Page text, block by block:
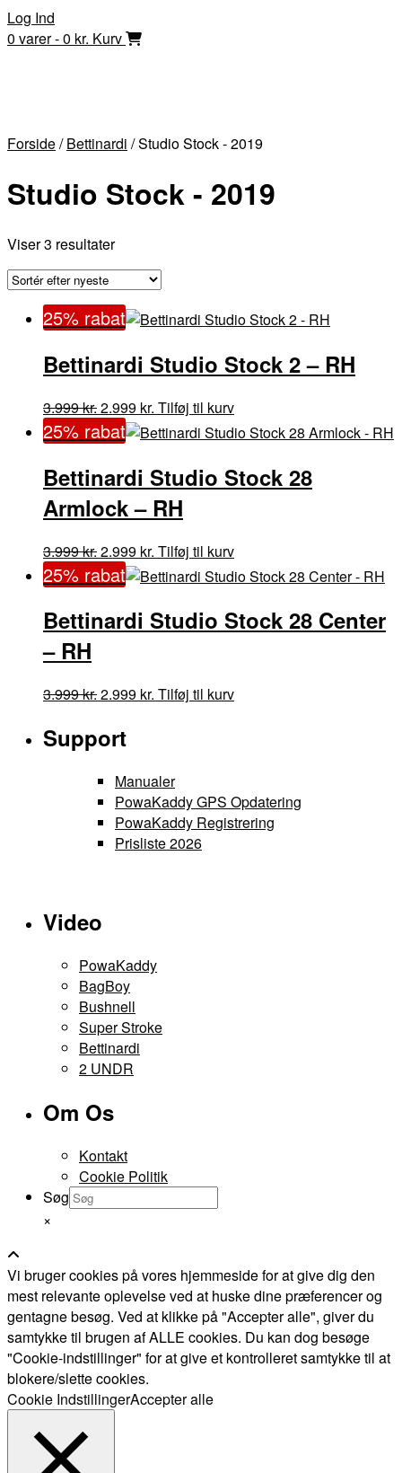
Skip
to
Log Ind
0 varer - 0 kr. Kurv
Forside/Bettinardi / Studio Stock - 2019
Studio Stock - 2019
Viser 3 resultaterSorteret
seneste
25% rabat
Bettinardi Studio Stock 2 – RH
3.999kr.Den
oprindelige
pris
3.999 kr..
2.999 kr. Den
aktuelle
er:
2.999 kr..
Tilføj til kurvDette
vare
flere
varianter.
vælges
på
25% rabat
Bettinardi Studio Stock 28
Armlock – RH
3.999kr.Den
oprindelige
pris
3.999 kr..
2.999 kr. Den
aktuelle
pris
er:
2.999 kr..
Tilføj til kurvDette
vare
har
flere
varianter.
vælges
25% rabat
Bettinardi Studio Stock 28 Center
– RH
3.999kr.Den
pris
3.999 kr..
2.999 kr. Den
2.999 kr..
Tilføj til kurvDette
Mulighederne
kan
vælges
Support
Manualer
PowaKaddy GPS Opdatering
PowaKaddy Registrering
Prisliste 2026
Video
PowaKaddy
BagBoy
Bushnell
Super Stroke
Bettinardi
2 UNDR
Om Os
Kontakt
Cookie Politik
Søg
×
Vi bruger cookies på vores hjemmeside for at give dig den
mest relevante oplevelse ved at huske dine præferencer og
gentagne besøg. Ved at klikke på "Accepter alle", giver du
samtykke til brugen af ALLE cookies. Du kan dog besøge
"Cookie-indstillinger" for at give et kontrolleret samtykke til at
blokere/slette cookies.
Cookie IndstillingerAccepter alle